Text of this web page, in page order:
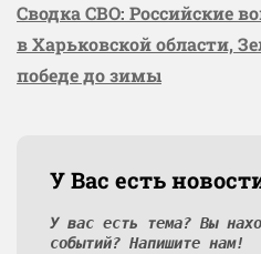
Сводка СВО: Российские
в Харьковской области,
победе до зимы
У Вас есть
У вас есть тема? Вы
событий? Напишите нам!